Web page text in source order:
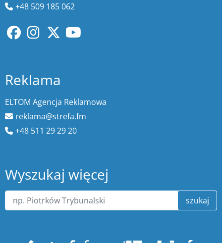
+48 509 185 062
Reklama
ELTOM Agencja Reklamowa
reklama@strefa.fm
+48 511 29 29 20
Wyszukaj więcej
szukaj